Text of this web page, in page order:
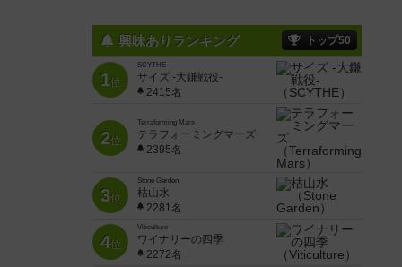
興味ありランキング トップ50
1位
SCYTHE
サイズ -大鎌戦役-
2415名
2位
Terraforming Mars
テラフォーミングマーズ
2395名
3位
Stone Garden
枯山水
2281名
4位
Viticulture
ワイナリーの四季
2272名